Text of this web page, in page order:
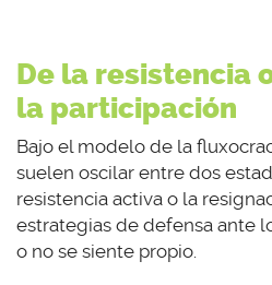
De la resistencia
la participación
Bajo el modelo de la
suelen oscilar entre dos
resistencia activa o la
estrategias de defensa ante
o no se siente propio.